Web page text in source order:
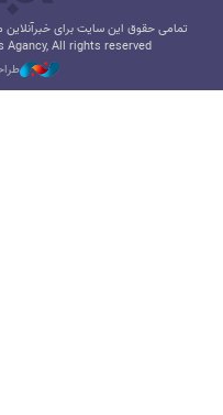
تمامی حقوق این سایت برای
All rights reserved